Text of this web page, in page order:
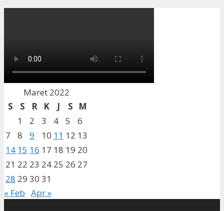
Maret 2022
S
S R K J S
M
1
2 3 4 5
6
7
8 9 10 11 12 13
14 15 16 17 18 19 20
21 22 23 24 25 26 27
28 29 30 31
« Feb Apr »